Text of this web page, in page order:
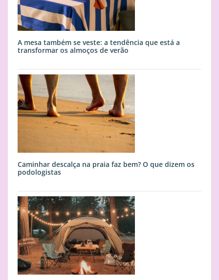
A mesa também se veste: a tendência que está a
transformar os almoços de verão
Caminhar descalça na praia faz bem? O que dizem os
podologistas